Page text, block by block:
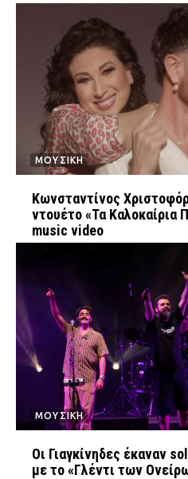
ΜΟΥΣΙΚΗ
Κωνσταντίνος
ντουέτο «Τα Καλοκαίρια
music video
ΜΟΥΣΙΚΗ
Οι Γιαγκίνηδες έκαναν
με το «Γλέντι των